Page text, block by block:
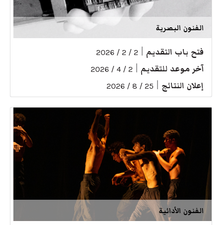
الفنون البصرية
فتح باب التقديم 2 / 2 / 2026
آخر موعد للتقديم 2 / 4 / 2026
إعلان النتائج 25 / 8 / 2026
الفنون الأدائية